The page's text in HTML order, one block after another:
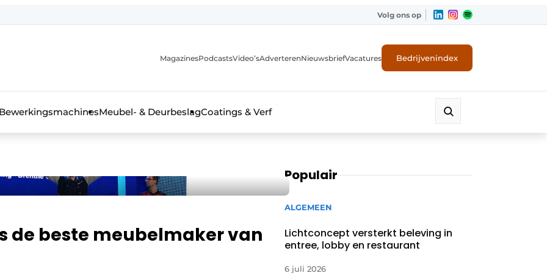
Volg ons op
MagazinesPodcastsVideo’sAdverterenNieuwsbriefVacatures Bedrijvenindex
BewerkingsmachinesMeubel- & DeurbeslagCoatings & Verf
de beste meubelmaker van
Populair
ALGEMEEN
Lichtconcept versterkt beleving in
entree, lobby en restaurant
6 juli 2026